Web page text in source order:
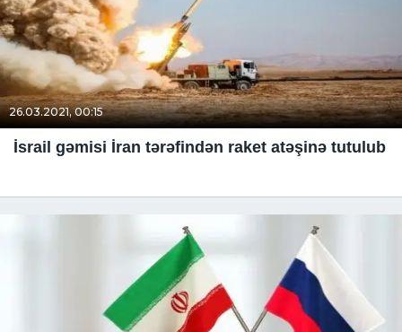
26.03.2021, 00:15
İsrail gəmisi İran tərəfindən raket atəşinə tutulub